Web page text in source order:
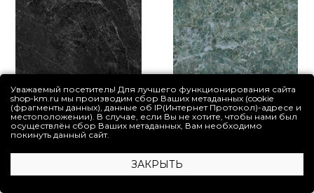
SG634522R Риальто серый
темный лаппатированный
обрезной 60x60x0,9
5 041 руб.
SG651322R Риальто
зеленый лаппатированный
обрезной 60x60x0,9
8 878 руб.
Уважаемый посетитель! Для лучшего функционирования сайта
shop-km.ru мы производим сбор Ваших метаданных (cookie
(фрагменты данных), данные об IP(Интернет Протокол)-адресе и
местоположении). В случае, если Вы не хотите, чтобы нами был
осуществлён сбор Ваших метаданных, Вам необходимо
покинуть данный сайт.
ЗАКРЫТЬ